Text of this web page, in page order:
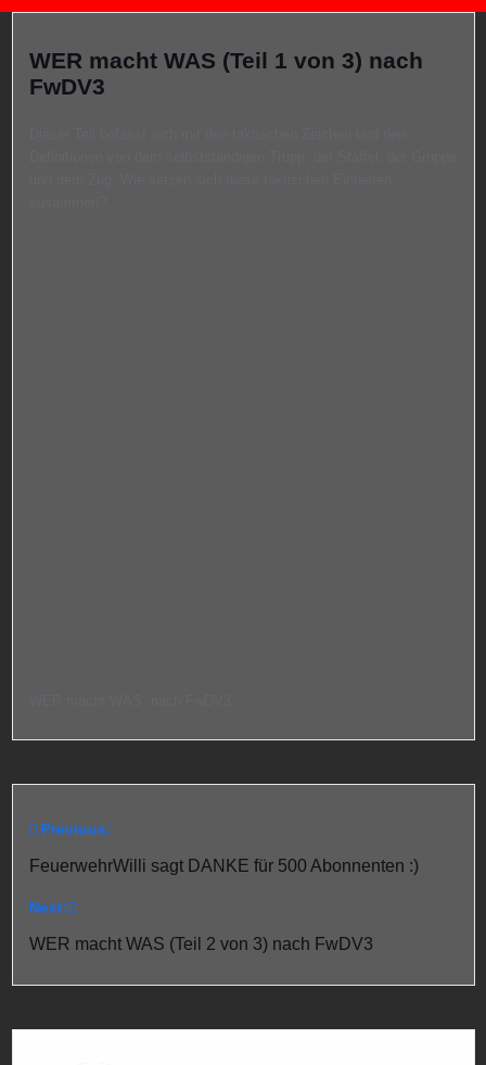
WER macht WAS (Teil 1 von 3) nach
FwDV3
Beitragsnavigation
Previous:
FeuerwehrWilli sagt DANKE für 500 Abonnenten :)
Next:
WER macht WAS (Teil 2 von 3) nach FwDV3